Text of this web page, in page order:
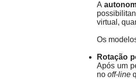
A
virtual,
Os
Rotação
Após um
no off-line